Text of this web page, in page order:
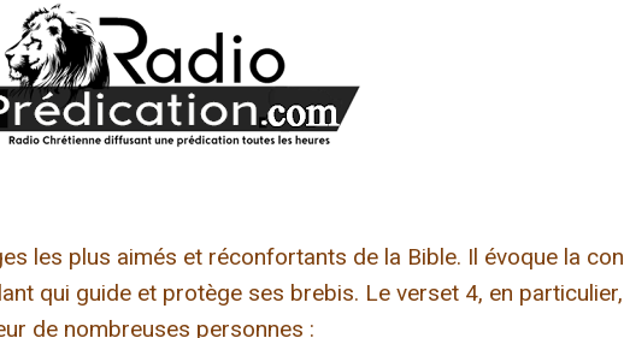
les plus aimés et réconfortants de la Bible. Il évoque la
qui guide et protège ses brebis. Le verset 4, en particulier,
de nombreuses personnes :